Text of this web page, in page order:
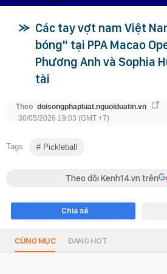
Các tay vợt nam Việt
bóng" tại PPA Macao
Phương Anh và Sophia
tài
Theo doisongphapluat.nguoiduatin.vn
30/05/2026 19:03 (GMT +7)
Tags Pickleball
Theo dõi Kenh14.vn trên
Chia sẻ
CÙNG MỤC ĐANG HOT